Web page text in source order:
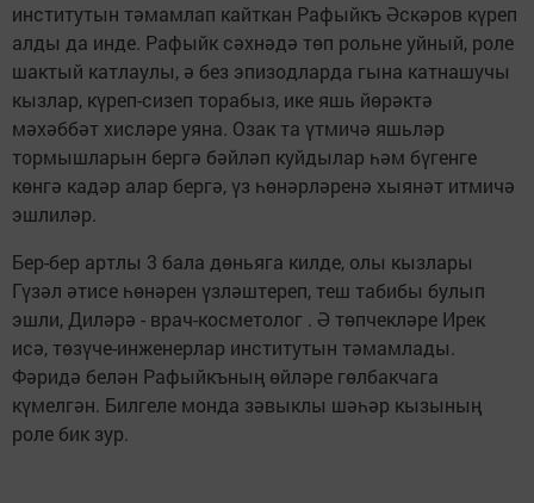
институтын тәмамлап кайткан Рафыйкъ Әскәров күреп
алды да инде. Рафыйк сәхнәдә төп рольне уйный, роле
шактый катлаулы, ә без эпизодларда гына катнашучы
кызлар, күреп-сизеп торабыз, ике яшь йөрәктә
мәхәббәт хисләре уяна. Озак та үтмичә яшьләр
тормышларын бергә бәйләп куйдылар һәм бүгенге
көнгә кадәр алар бергә, үз һөнәрләренә хыя­нәт итмичә
эшлиләр.
Бер-бер артлы 3 бала дөньяга килде, олы кызлары
Гүзәл әтисе һөнәрен үзләштереп, теш табибы булып
эшли, Диләрә - врач-косметолог . Ә төпчекләре Ирек
исә, төзүче-инженерлар институтын тәмамлады.
Фәридә белән Рафыйкъның өйләре гөлбакчага
күмелгән. Билгеле монда зәвыклы шәһәр кызының
роле бик зур.